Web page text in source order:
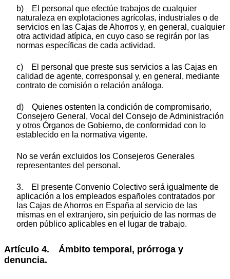
b) El personal que efectúe trabajos de cualquier
naturaleza en explotaciones agrícolas, industriales o de
servicios en las Cajas de Ahorros y, en general, cualquier
otra actividad atípica, en cuyo caso se regirán por las
normas específicas de cada actividad.
c) El personal que preste sus servicios a las Cajas en
calidad de agente, corresponsal y, en general, mediante
contrato de comisión o relación análoga.
d) Quienes ostenten la condición de compromisario,
Consejero General, Vocal del Consejo de Administración
y otros Órganos de Gobierno, de conformidad con lo
establecido en la normativa vigente.
No se verán excluidos los Consejeros Generales
representantes del personal.
3. El presente Convenio Colectivo será igualmente de
aplicación a los empleados españoles contratados por
las Cajas de Ahorros en España al servicio de las
mismas en el extranjero, sin perjuicio de las normas de
orden público aplicables en el lugar de trabajo.
Artículo 4. Ámbito temporal, prórroga y
denuncia.